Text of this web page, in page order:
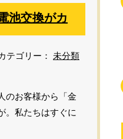
池交換がカ
テゴリー： 未分類
のお客様から「金
。私たちはすぐに